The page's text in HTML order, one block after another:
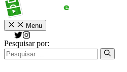
Menu
Pesquisar por: